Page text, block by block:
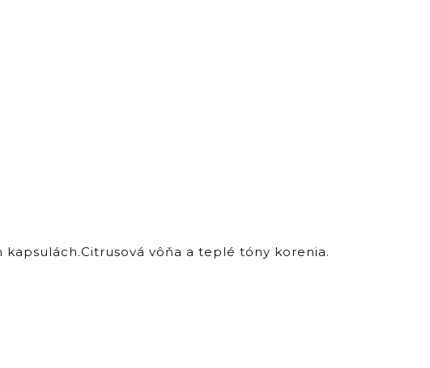
kapsulách.Citrusová vôňa a teplé tóny korenia.